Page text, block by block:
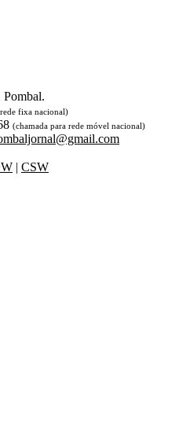
Pombal.
fixa nacional)
(chamada para rede móvel nacional)
| CSW